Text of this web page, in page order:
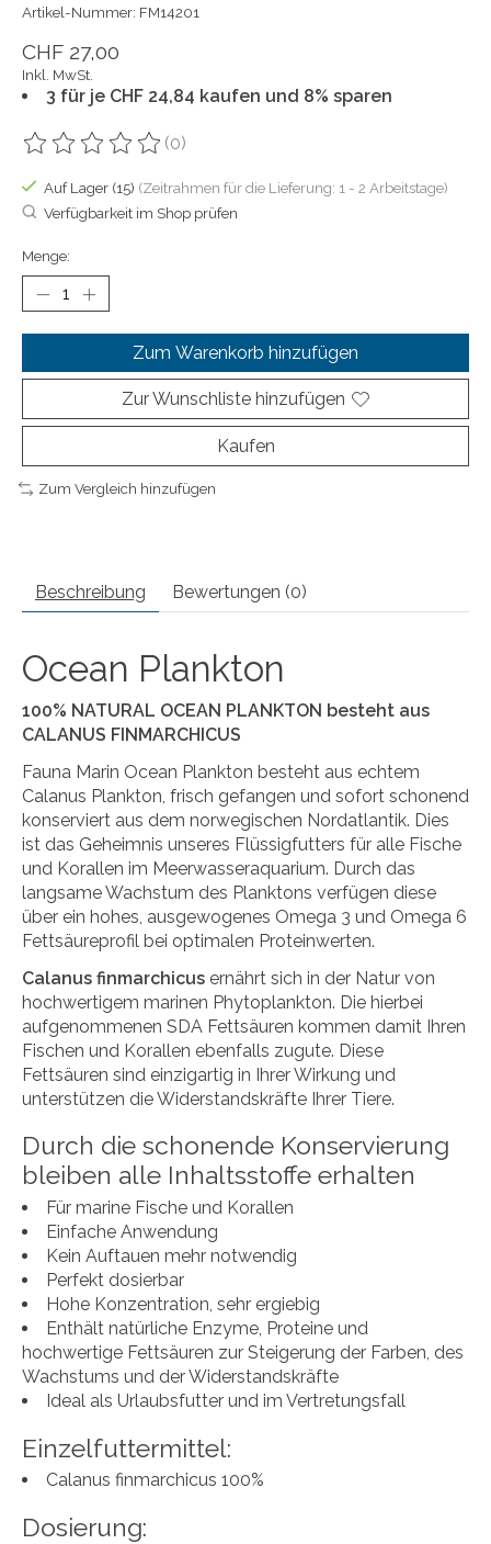
Artikel-Nummer: FM14201
CHF 27,00
Inkl. MwSt.
3 für je CHF 24,84 kaufen und 8% sparen
Die Bewertung dieses Produkts ist
(0)
Auf Lager (15) (Zeitrahmen für die Lieferung: 1 - 2 Arbeitstage)
Verfügbarkeit im Shop prüfen
Menge:
Zum Warenkorb hinzufügen
Zur Wunschliste hinzufügen
Kaufen
Zum Vergleich hinzufügen
Beschreibung Bewertungen (0)
Ocean Plankton
100% NATURAL OCEAN PLANKTON besteht aus
CALANUS FINMARCHICUS
Fauna Marin Ocean Plankton besteht aus echtem
Calanus Plankton, frisch gefangen und sofort schonend
konserviert aus dem norwegischen Nordatlantik. Dies
ist das Geheimnis unseres Flüssigfutters für alle Fische
und Korallen im Meerwasseraquarium. Durch das
langsame Wachstum des Planktons verfügen diese
über ein hohes, ausgewogenes Omega 3 und Omega 6
Fettsäureprofil bei optimalen Proteinwerten.
Calanus finmarchicus ernährt sich in der Natur von
hochwertigem marinen Phytoplankton. Die hierbei
aufgenommenen SDA Fettsäuren kommen damit Ihren
Fischen und Korallen ebenfalls zugute. Diese
Fettsäuren sind einzigartig in Ihrer Wirkung und
unterstützen die Widerstandskräfte Ihrer Tiere.
Durch die schonende Konservierung
bleiben alle Inhaltsstoffe erhalten
Für marine Fische und Korallen
Einfache Anwendung
Kein Auftauen mehr notwendig
Perfekt dosierbar
Hohe Konzentration, sehr ergiebig
Enthält natürliche Enzyme, Proteine und
hochwertige Fettsäuren zur Steigerung der Farben, des
Wachstums und der Widerstandskräfte
Ideal als Urlaubsfutter und im Vertretungsfall
Einzelfuttermittel:
Calanus finmarchicus 100%
Dosierung: